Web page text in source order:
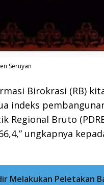
Seruyan
Birokrasi (RB)
indeks
Regional Bruto
ungkapnya
Melakukan Peletakan